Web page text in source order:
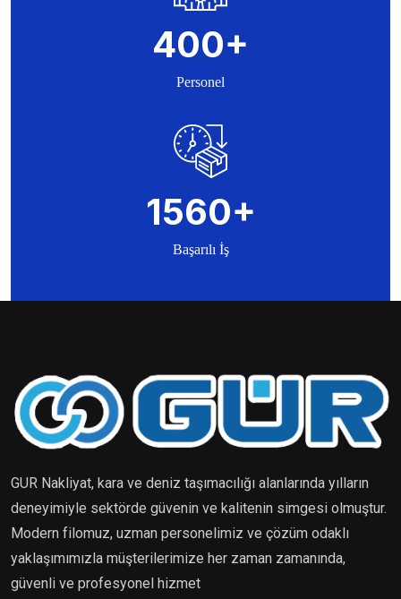
400+
Personel
1560+
Başarılı İş
GUR Nakliyat, kara ve deniz taşımacılığı alanlarında yılların
deneyimiyle sektörde güvenin ve kalitenin simgesi olmuştur.
Modern filomuz, uzman personelimiz ve çözüm odaklı
yaklaşımımızla müşterilerimize her zaman zamanında,
güvenli ve profesyonel hizmet